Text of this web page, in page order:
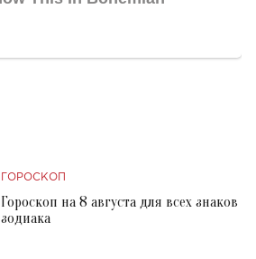
ГОРОСКОП
Гороскоп на 8 августа для всех знаков
зодиака